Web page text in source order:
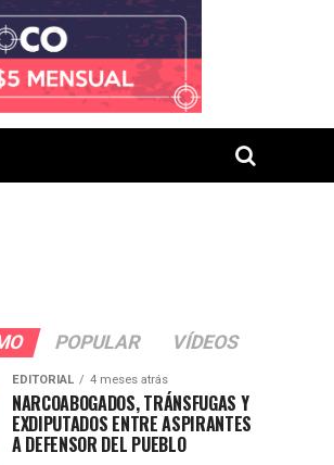
POPULAR VÍDEOS
EDITORIAL 4 meses atrás
NARCOABOGADOS, TRÁNSFUGAS Y
EXDIPUTADOS ENTRE ASPIRANTES
A DEFENSOR DEL PUEBLO